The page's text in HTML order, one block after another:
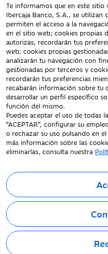
Te informamos que en este
Ibercaja Banco, S.A., se utilizan
permiten el acceso a la
en el sitio web; cookies propias
autorizas, recordarán tus
web; cookies propias
analizarán tu navegación con
gestionadas por terceros y
recordarán tus preferencias
recabarán información sobre
desarrollar un perfil específico
función del mismo.
Puedes aceptar el uso de todas
“ACEPTAR”, configurar su
o rechazar su uso pulsando en
más información sobre las
eliminarlas, consulta nuestra
Documentación a
Aviso Legal
Protección datos
personales
Tarifas y Cotizaciones
Tablón de Anuncios
Política de cookies
Declaración de
accesibilidad
Fecha de Edición: 10/08/2026
©Ibercaja Banco, S.A. -
Zaragoza (T.3865. F.1. H.Z.-
Entidad de Crédito inscrita en
España con el código 2085.
Domicilio social: Plaza de Basilio